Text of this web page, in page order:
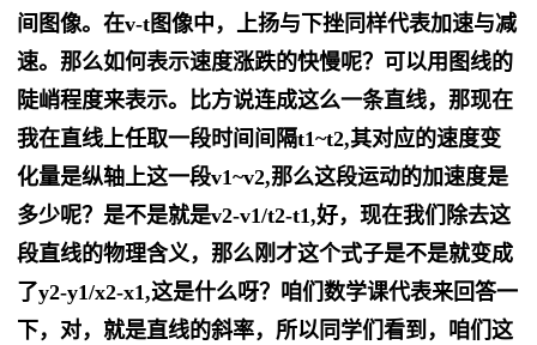
间图像。在v-t图像中，上扬与下挫同样代表加速与减
速。那么如何表示速度涨跌的快慢呢？可以用图线的
陡峭程度来表示。比方说连成这么一条直线，那现在
我在直线上任取一段时间间隔t1~t2,其对应的速度变
化量是纵轴上这一段v1~v2,那么这段运动的加速度是
多少呢？是不是就是v2-v1/t2-t1,好，现在我们除去这
段直线的物理含义，那么刚才这个式子是不是就变成
了y2-y1/x2-x1,这是什么呀？咱们数学课代表来回答一
下，对，就是直线的斜率，所以同学们看到，咱们这